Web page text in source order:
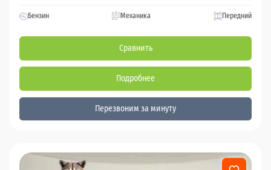
Бензин Механика Передний
Сравнить
Подробнее
Перезвоним за минуту